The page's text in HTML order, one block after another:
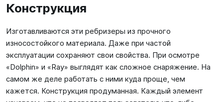
Конструкция
Изготавливаются эти ребризеры из прочного
износостойкого материала. Даже при частой
эксплуатации сохраняют свои свойства. При осмотре
«Dolphin» и «Ray» выглядят как сложное снаряжение. На
самом же деле работать с ними куда проще, чем
кажется. Конструкция продуманная. Каждый элемент